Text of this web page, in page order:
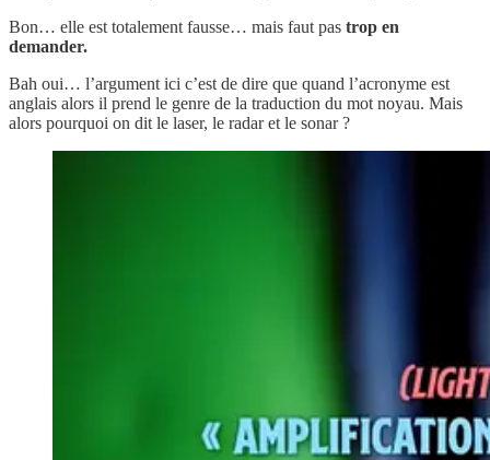
Bon… elle est totalement fausse… mais faut pas trop en
demander.
Bah oui… l’argument ici c’est de dire que quand l’acronyme est
anglais alors il prend le genre de la traduction du mot noyau. Mais
alors pourquoi on dit le laser, le radar et le sonar ?